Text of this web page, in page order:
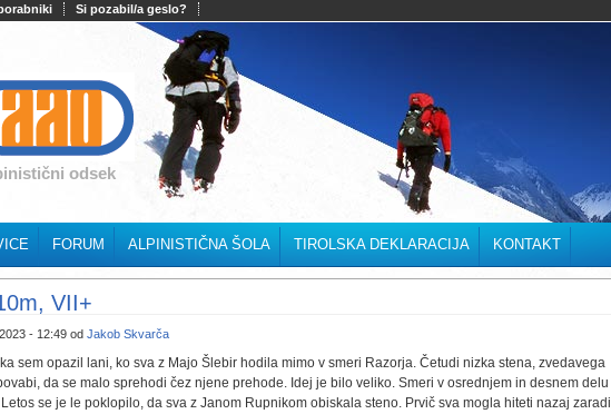
Si pozabil/a geslo?
odsek
FORUM ALPINISTIČNA ŠOLA TIROLSKA DEKLARACIJA KONTAKT
VII+
- 12:49 od Jakob Skvarča
sem opazil lani, ko sva z Majo Šlebir hodila mimo v smeri Razorja. Četudi nizka stena, zvedavega
da se malo sprehodi čez njene prehode. Idej je bilo veliko. Smeri v osrednjem in desnem delu
se je le poklopilo, da sva z Janom Rupnikom obiskala steno. Prvič sva mogla hiteti nazaj zaradi